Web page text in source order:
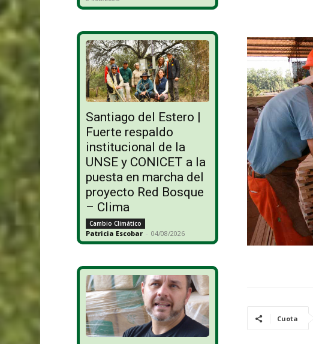
Santiago del Estero |
Fuerte respaldo
institucional de la
UNSE y CONICET a la
puesta en marcha del
proyecto Red Bosque
– Clima
Cambio Climático
Patricia Escobar - 04/08/2026
Cuota